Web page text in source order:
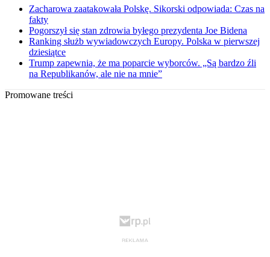
Zacharowa zaatakowała Polskę. Sikorski odpowiada: Czas na
fakty
Pogorszył się stan zdrowia byłego prezydenta Joe Bidena
Ranking służb wywiadowczych Europy. Polska w pierwszej
dziesiątce
Trump zapewnia, że ma poparcie wyborców. „Są bardzo źli
na Republikanów, ale nie na mnie”
Promowane treści